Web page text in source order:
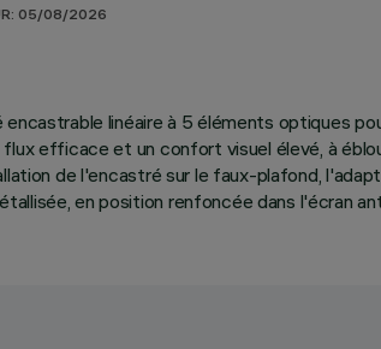
05/08/2026
encastrable linéaire à 5 éléments optiques
efficace et un confort visuel élevé, à
de l'encastré sur le faux-plafond,
en position renfoncée dans l'écran